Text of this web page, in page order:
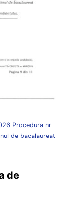
Procedura nr
de bacalaureat
de